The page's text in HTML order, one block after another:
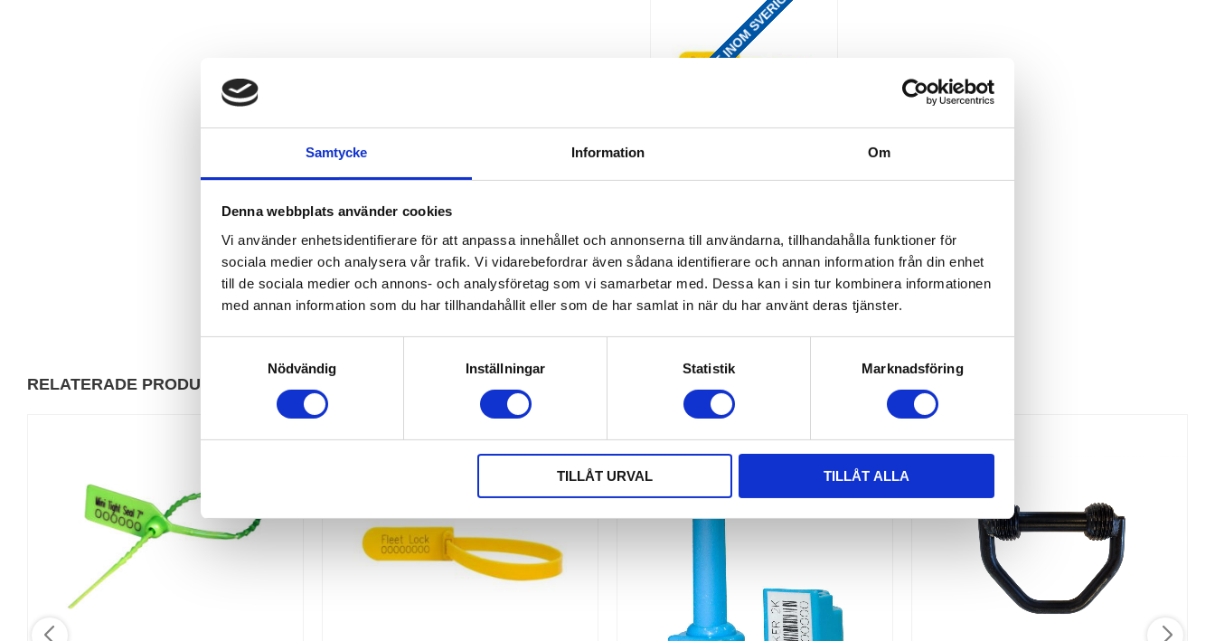
Samtycke Information Om
Denna webbplats använder cookies
Vi använder enhetsidentifierare för att anpassa innehållet och annonserna till användarna, tillhandahålla funktioner för
sociala medier och analysera vår trafik. Vi vidarebefordrar även sådana identifierare och annan information från din enhet
till de sociala medier och annons- och analysföretag som vi samarbetar med. Dessa kan i sin tur kombinera informationen
med annan information som du har tillhandahållit eller som de har samlat in när du har använt deras tjänster.
e
s
v
Nödvändig Inställningar Statistik Marknadsföring
TILLÅT URVAL TILLÅT ALLA
SÄKERHETSSIGILL/
Säkerhetssigill/ säkerhetsplomb
PP
1 800,00
FRAKTFRITT INOM SVERIGE
Lägg till i favoriter
KÖP
RELATERADE PRODUKTER